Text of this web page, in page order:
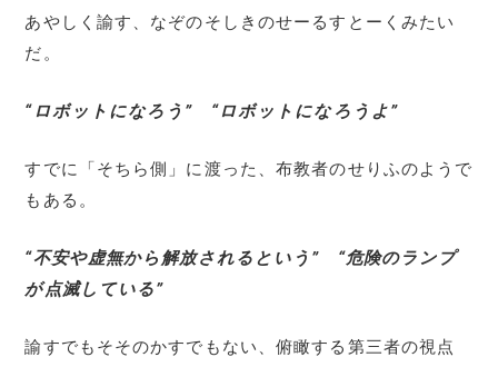
あやしく諭す、なぞのそしきのせーるすとーくみたい
だ。
“ロボットになろう” “ロボットになろうよ”
すでに「そちら側」に渡った、布教者のせりふのようで
もある。
“不安や虚無から解放されるという” “危険のランプ
が点滅している”
諭すでもそそのかすでもない、俯瞰する第三者の視点